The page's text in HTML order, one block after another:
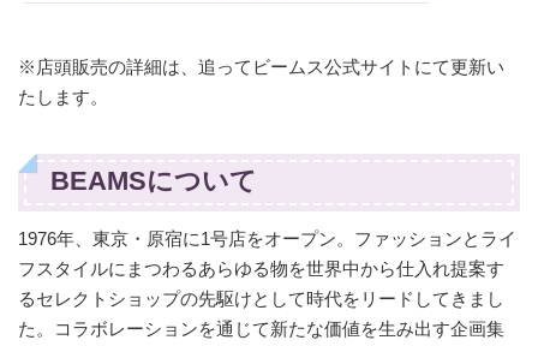
※店頭販売の詳細は、追ってビームス公式サイトにて更新い
たします。
BEAMSについて
1976年、東京・原宿に1号店をオープン。ファッションとライ
フスタイルにまつわるあらゆる物を世界中から仕入れ提案す
るセレクトショップの先駆けとして時代をリードしてきまし
た。コラボレーションを通じて新たな価値を生み出す企画集